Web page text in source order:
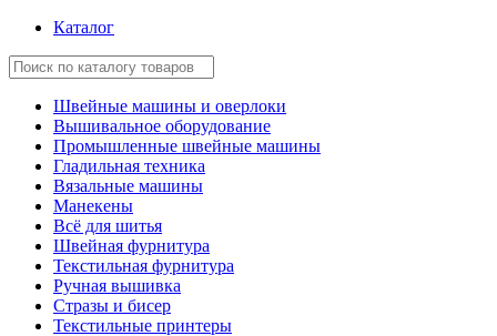
Каталог
Швейные машины и оверлоки
Вышивальное оборудование
Промышленные швейные машины
Гладильная техника
Вязальные машины
Манекены
Всё для шитья
Швейная фурнитура
Текстильная фурнитура
Ручная вышивка
Стразы и бисер
Текстильные принтеры